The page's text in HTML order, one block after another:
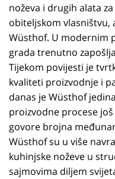
noževa i drugih alata
obiteljskom vlasništvu,
Wüsthof. U modernim
grada trenutno
Tijekom povijesti je
kvaliteti proizvodnje i
danas je Wüsthof
proizvodne procese
govore brojna
Wüsthof su u više
kuhinjske noževe u
sajmovima diljem